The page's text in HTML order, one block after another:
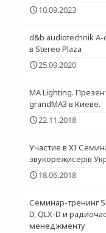
10.09.2023
d&b audiotechnik
в Stereo Plaza
25.09.2020
MA Lighting.
grandMA3 в Киеве.
22.11.2018
Участие в XI
звукорежисерів
18.06.2018
Семинар-тренинг
D, QLX-D и
менеджменту